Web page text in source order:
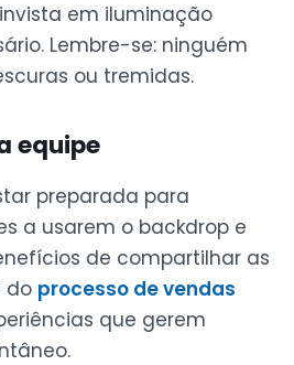
em iluminação
Lembre-se: ninguém
ou tremidas.
equipe
preparada para
a usarem o backdrop e
de compartilhar as
do processo de vendas
que gerem